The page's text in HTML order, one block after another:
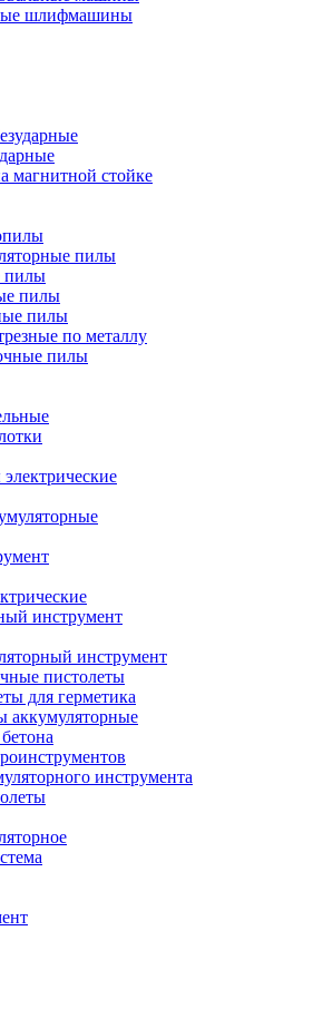
шлифмашины
магнитной стойке
пилы
пилы
пилы
пилы
по металлу
пилы
инструмент
инструмент
пистолеты
для герметика
аккумуляторные
инструмента